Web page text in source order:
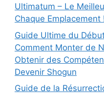
Ultimatum – Le
Chaque Emplacement
Guide Ultime du
Comment Monter de
Obtenir des
Devenir Shogun
Guide de la